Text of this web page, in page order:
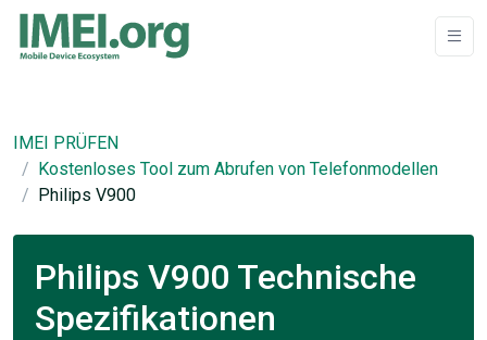
IMEI PRÜFEN
Kostenloses Tool zum Abrufen von Telefonmodellen
Philips V900
Philips V900 Technische
Spezifikationen